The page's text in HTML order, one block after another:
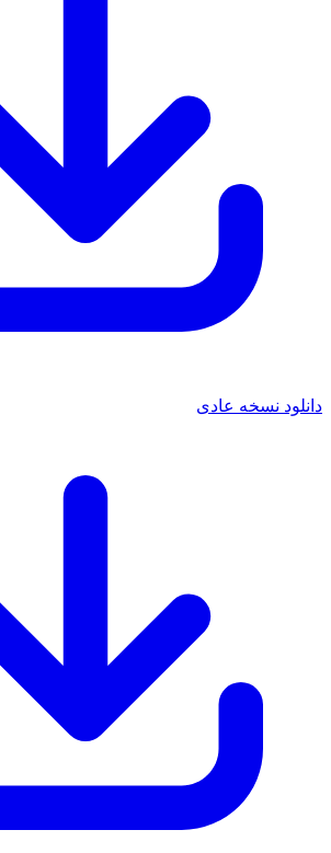
دانلود نسخه عادی